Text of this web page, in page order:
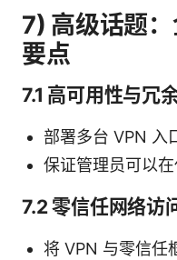
7) 高级话题
要点
7.1 高可用性与冗
部署多台 VPN 入
保证管理员可以
7.2 零信任网络访
将 VPN 与零信任